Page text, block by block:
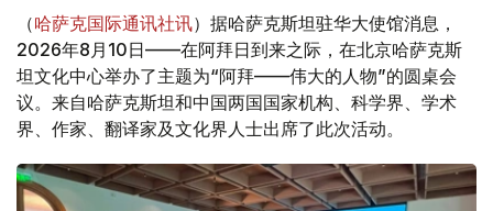
（哈萨克国际通讯社讯）据哈萨克斯坦驻华大使馆消息，
2026年8月10日——在阿拜日到来之际，在北京哈萨克斯
坦文化中心举办了主题为“阿拜——伟大的人物”的圆桌会
议。来自哈萨克斯坦和中国两国国家机构、科学界、学术
界、作家、翻译家及文化界人士出席了此次活动。